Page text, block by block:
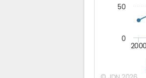
2000
0
50